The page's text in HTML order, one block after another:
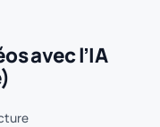
avec l’IA